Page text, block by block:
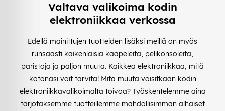
Valtava valikoima kodin
elektroniikkaa verkossa
Edellä mainittujen tuotteiden lisäksi meillä on myös
runsaasti kaikenlaisia kaapeleita, pelikonsoleita,
paristoja ja paljon muuta. Kaikkea elektroniikkaa, mitä
kotonasi voit tarvita! Mitä muuta voisitkaan kodin
elektroniikkavalikoimalta toivoa? Työskentelemme aina
tarjotaksemme tuotteillemme mahdollisimman alhaiset